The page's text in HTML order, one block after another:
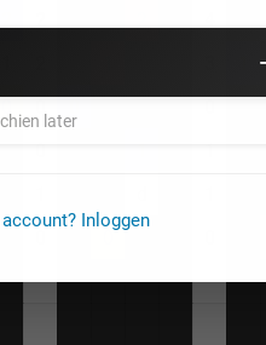
0 0 0 0
0
later
Inloggen